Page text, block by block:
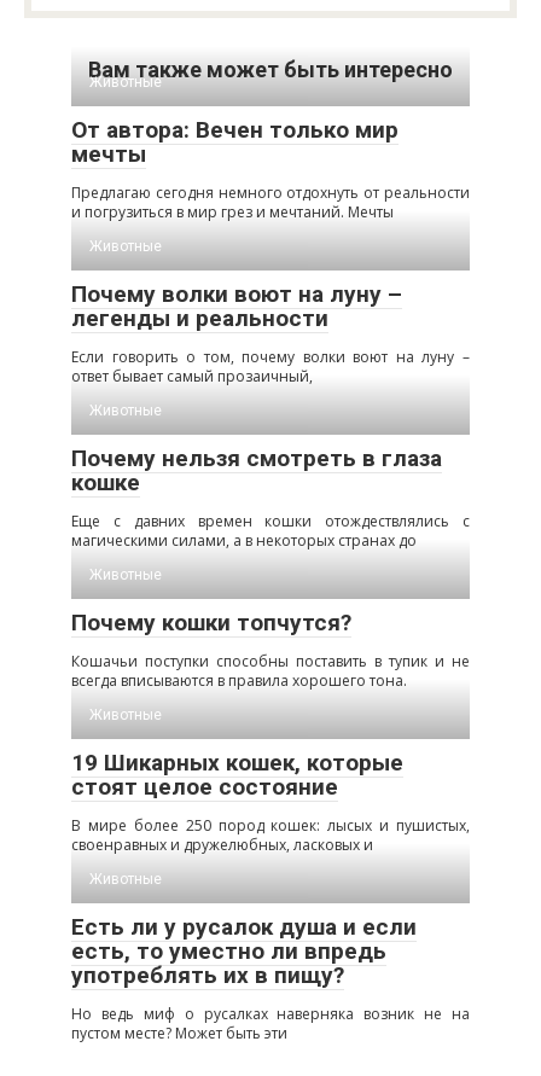
Вам также может быть интересно
Животные
От автора: Вечен только мир
мечты
Предлагаю сегодня немного отдохнуть от реальности
и погрузиться в мир грез и мечтаний. Мечты
Животные
Почему волки воют на луну –
легенды и реальности
Если говорить о том, почему волки воют на луну –
ответ бывает самый прозаичный,
Животные
Почему нельзя смотреть в глаза
кошке
Еще с давних времен кошки отождествлялись с
магическими силами, а в некоторых странах до
Животные
Почему кошки топчутся?
Кошачьи поступки способны поставить в тупик и не
всегда вписываются в правила хорошего тона.
Животные
19 Шикарных кошек, которые
стоят целое состояние
В мире более 250 пород кошек: лысых и пушистых,
своенравных и дружелюбных, ласковых и
Животные
Есть ли у русалок душа и если
есть, то уместно ли впредь
употреблять их в пищу?
Но ведь миф о русалках наверняка возник не на
пустом месте? Может быть эти